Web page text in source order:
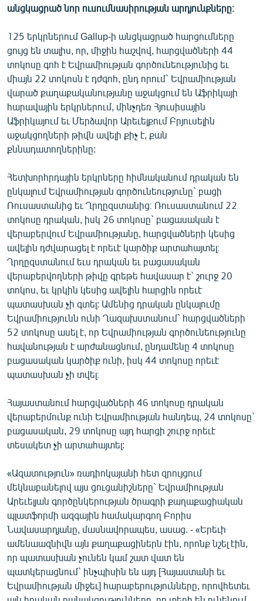
ՁԳՏԵԼՈՎ ԼԱՎԱԳՈՒՅՆԻՆ
ՓՈԴՔԱՍԹ
Հայերեն
English
Русский
ՀԵՏԵՎԵՔ ՄԵԶ
«Ազատության» բոլոր կայքերը
անցկացրած նոր ուսումնասիրության արդյունքները։
125 երկրներում Gallup-ի անցկացրած հարցումները
ցույց են տալիս, որ, միջին հաշվով, հարցվածների 44
տոկոսը գոհ է Եվրամիության գործունեությունից եւ
միայն 22 տոկոսն է դժգոհ, ընդ որում` Եվրամիության
վարած քաղաքականությանը աջակցում են Աֆրիկայի
հարավային երկրներում, մինչդեռ Հյուսիսային
Աֆրիկայում եւ Մերձավոր Արեւելքում Բրյուսելին
աջակցողների թիվն ավելի քիչ է, քան
քննադատողներինը:
Հետխորհրդային երկրները հիմնականում դրական են
ընկալում Եվրամիության գործունեությունը` բացի
Ռուսաստանից եւ Ղրղըզստանից։ Ռուսաստանում 22
տոկոսը դրական, իսկ 26 տոկոսը` բացասական է
վերաբերվում Եվրամիությանը, հարցվածների կեսից
ավելին դժվարացել է որեւէ կարծիք արտահայտել։
Ղրղըզստանում եւս դրական եւ բացասական
վերաբերվողների թիվը գրեթե հավասար է` շուրջ 20
տոկոս, եւ կրկին կեսից ավելին հարցին որեւէ
պատասխան չի գտել: Ամենից դրական ընկալումը
Եվրամիությունն ունի Ղազախստանում` հարցվածների
52 տոկոսը ասել է, որ Եվրամիության գործունեությունը
հավանության է արժանացնում, ընդամենը 4 տոկոսը
բացասական կարծիք ունի, իսկ 44 տոկոսը որեւէ
պատասխան չի տվել։
Հայաստանում հարցվածների 46 տոկոսը դրական
վերաբերմունք ունի Եվրամիության հանդեպ, 24 տոկոսը`
բացասական, 29 տոկոսը այդ հարցի շուրջ որեւէ
տեսակետ չի արտահայտել:
«Ազատություն» ռադիոկայանի հետ զրույցում
մեկնաբանելով այս ցուցանիշները` Եվրամիության
Արեւելյան գործընկերության ծրագրի քաղաքացիական
պլատֆորմի ազգային համակարգող Բորիս
Նավասարդյանը, մասնավորապես, ասաց. - «Երեւի
ամենաազնիվն այն քաղաքացիներն էին, որոնք նշել էին,
որ պատասխան չունեն կամ շատ վատ են
պատկերացնում` ինչպիսին են այդ [Հայաստանի եւ
Եվրամիության միջեւ] հարաբերությունները, որովհետեւ